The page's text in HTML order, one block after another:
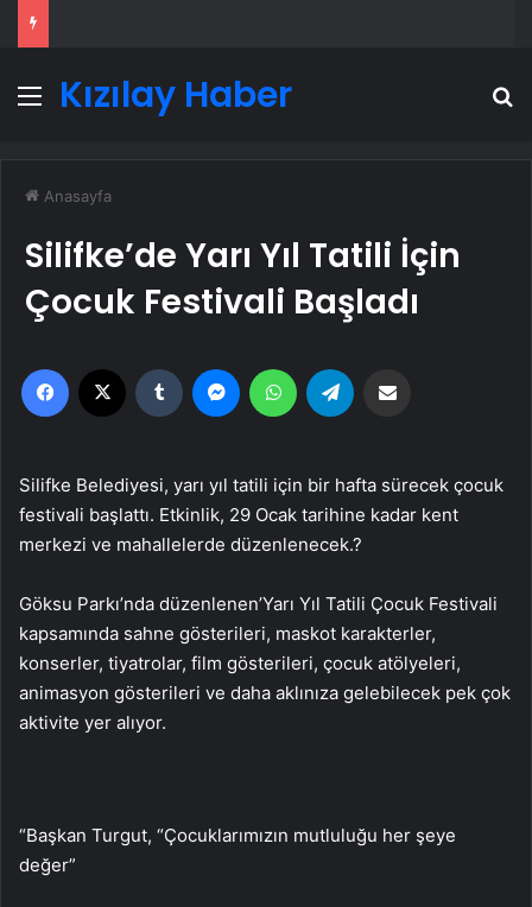
Menü
Kızılay Haber
Anasayfa
Silifke’de Yarı Yıl Tatili İçin
Çocuk Festivali Başladı
Facebook Tumblr MessengerWhatsApp
Silifke Belediyesi, yarı yıl tatili için bir hafta sürecek çocuk
festivali başlattı. Etkinlik, 29 Ocak tarihine kadar kent
merkezi ve mahallelerde düzenlenecek.?
Göksu Parkı’nda düzenlenen’Yarı Yıl Tatili Çocuk Festivali
kapsamında sahne gösterileri, maskot karakterler,
konserler, tiyatrolar, film gösterileri, çocuk atölyeleri,
animasyon gösterileri ve daha aklınıza gelebilecek pek çok
aktivite yer alıyor.
“Başkan Turgut, “Çocuklarımızın mutluluğu her şeye
değer”